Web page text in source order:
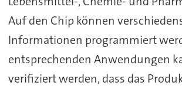
Auf den Chip können
Informationen programmiert
entsprechenden Anwendungen
verifiziert werden, dass das